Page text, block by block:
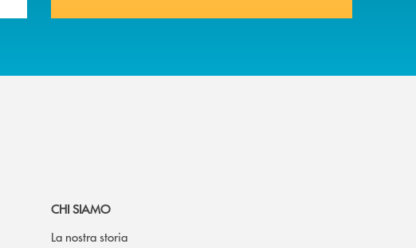
CHI SIAMO
La nostra storia